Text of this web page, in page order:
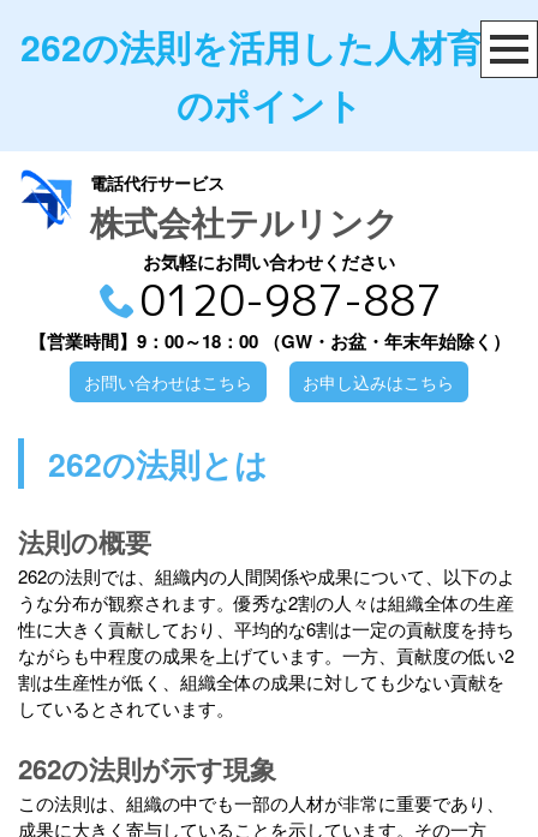
262の法則を活用した人材育成
のポイント
電話代行サービス
株式会社テルリンク
お気軽にお問い合わせください
0120-987-887
【営業時間】9：00～18：00 （GW・お盆・年末年始除く）
お問い合わせはこちら お申し込みはこちら
262の法則とは
法則の概要
262の法則では、組織内の人間関係や成果について、以下のよ
うな分布が観察されます。優秀な2割の人々は組織全体の生産
性に大きく貢献しており、平均的な6割は一定の貢献度を持ち
ながらも中程度の成果を上げています。一方、貢献度の低い2
割は生産性が低く、組織全体の成果に対しても少ない貢献を
しているとされています。
262の法則が示す現象
この法則は、組織の中でも一部の人材が非常に重要であり、
成果に大きく寄与していることを示しています。その一方